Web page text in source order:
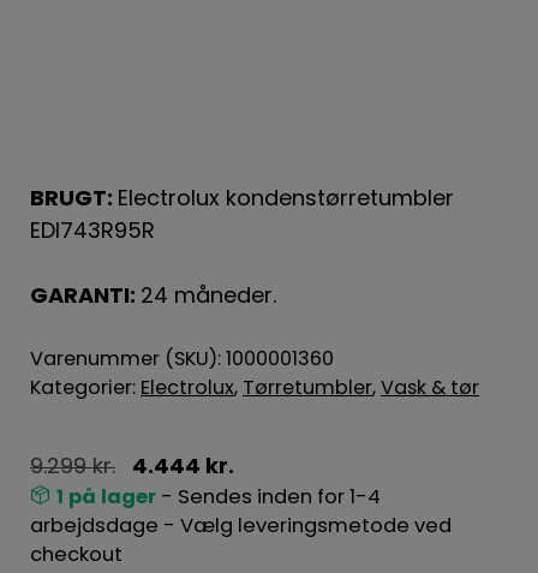
BRUGT: Electrolux kondenstørretumbler
EDI743R95R
GARANTI: 24 måneder.
Varenummer (SKU): 1000001360
Kategorier: Electrolux, Tørretumbler, Vask & tør
9.299kr. 4.444 kr.
1 på lager- Sendes inden for 1-4
arbejdsdage - Vælg leveringsmetode ved
checkout